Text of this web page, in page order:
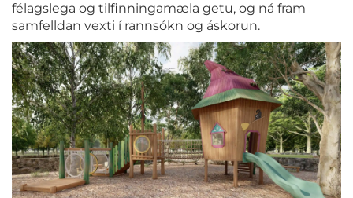
félagslega og tilfinningamæla getu, og ná fram
samfelldan vexti í rannsókn og áskorun.